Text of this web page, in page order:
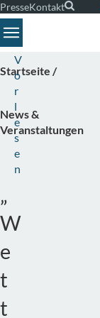
PresseKontakt
Toggle navigation
Startseite
News &
Veranstaltungen
V
o
r
l
e
s
e
n
„
W
e
t
t